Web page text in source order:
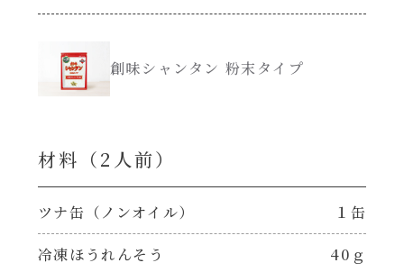
肉ピクキノピク
グラタン/ドリア
シャンタン粉末（シャンタンチーズニングを
含む）
白だし
カレーだし
すき焼のたれ
焼肉のたれ 初代
創味シャンタン 粉末タイプ
材料（2⼈前）
ツナ缶（ノンオイル） １缶
冷凍ほうれんそう 40ｇ